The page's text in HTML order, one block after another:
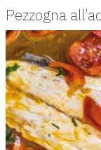
Pezzogna